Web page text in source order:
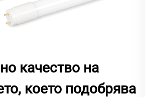
качество на
което подобрява